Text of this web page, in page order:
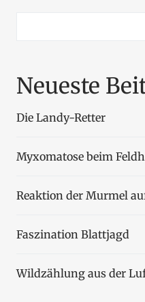
Neueste
Die Landy-Retter
Myxomatose beim
Reaktion der Murmel
Faszination Blattjagd
Wildzählung aus der